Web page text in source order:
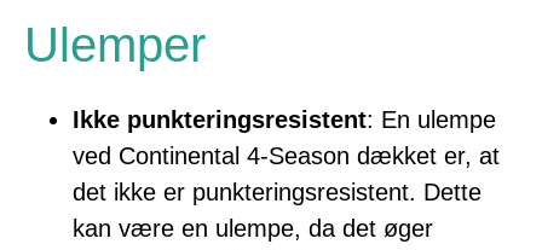
Ulemper
Ikke punkteringsresistent: En ulempe
ved Continental 4-Season dækket er, at
det ikke er punkteringsresistent. Dette
kan være en ulempe, da det øger